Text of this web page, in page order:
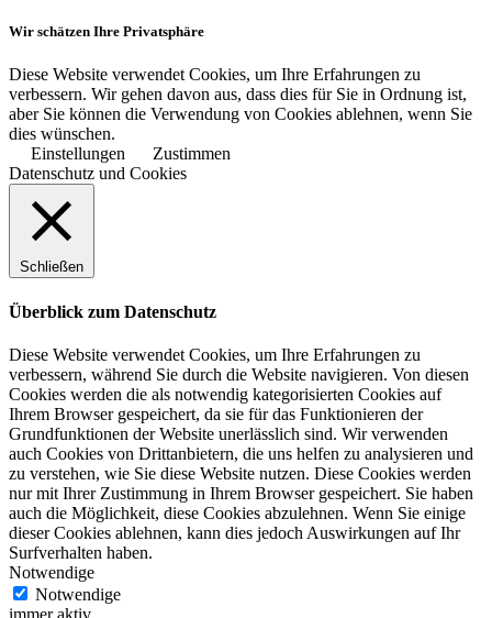
Wir schätzen Ihre Privatsphäre
Diese Website verwendet Cookies, um Ihre Erfahrungen zu
verbessern. Wir gehen davon aus, dass dies für Sie in Ordnung ist,
aber Sie können die Verwendung von Cookies ablehnen, wenn Sie
dies wünschen.
Einstellungen
Zustimmen
Datenschutz und Cookies
Schließen
Überblick zum Datenschutz
Diese Website verwendet Cookies, um Ihre Erfahrungen zu
verbessern, während Sie durch die Website navigieren. Von diesen
Cookies werden die als notwendig kategorisierten Cookies auf
Ihrem Browser gespeichert, da sie für das Funktionieren der
Grundfunktionen der Website unerlässlich sind. Wir verwenden
auch Cookies von Drittanbietern, die uns helfen zu analysieren und
zu verstehen, wie Sie diese Website nutzen. Diese Cookies werden
nur mit Ihrer Zustimmung in Ihrem Browser gespeichert. Sie haben
auch die Möglichkeit, diese Cookies abzulehnen. Wenn Sie einige
dieser Cookies ablehnen, kann dies jedoch Auswirkungen auf Ihr
Surfverhalten haben.
Notwendige
Notwendige
immer aktiv